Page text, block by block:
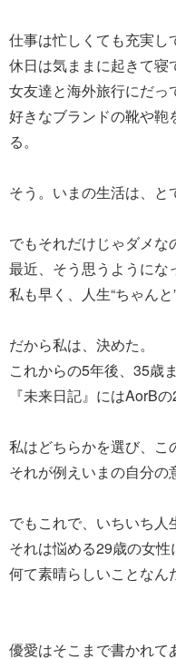
仕事は忙しくても充実し
休日は気ままに起きて寝
女友達と海外旅行にだっ
好きなブランドの靴や鞄
る。
そう。いまの生活は、と
でもそれだけじゃダメな
最近、そう思うようにな
私も早く、人生“ちゃんと
だから私は、決めた。
これからの5年後、35歳
『未来日記』にはAorBの
私はどちらかを選び、こ
それが例えいまの自分の
でもこれで、いちいち人
それは悩める29歳の女性
何て素晴らしいことなん
優愛はそこまで書かれて